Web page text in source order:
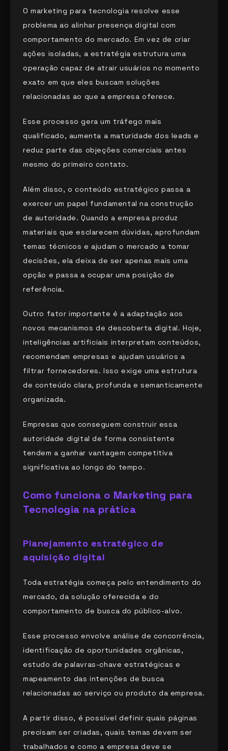
O marketing para tecnologia resolve esse
problema ao alinhar presença digital com
comportamento do mercado. Em vez de criar
ações isoladas, a estratégia estrutura uma
operação capaz de atrair usuários no momento
exato em que eles buscam soluções
relacionadas ao que a empresa oferece.
Esse processo gera um tráfego mais
qualificado, aumenta a maturidade dos leads e
reduz parte das objeções comerciais antes
mesmo do primeiro contato.
Além disso, o conteúdo estratégico passa a
exercer um papel fundamental na construção
de autoridade. Quando a empresa produz
materiais que esclarecem dúvidas, aprofundam
temas técnicos e ajudam o mercado a tomar
decisões, ela deixa de ser apenas mais uma
opção e passa a ocupar uma posição de
referência.
Outro fator importante é a adaptação aos
novos mecanismos de descoberta digital. Hoje,
inteligências artificiais interpretam conteúdos,
recomendam empresas e ajudam usuários a
filtrar fornecedores. Isso exige uma estrutura
de conteúdo clara, profunda e semanticamente
organizada.
Empresas que conseguem construir essa
autoridade digital de forma consistente
tendem a ganhar vantagem competitiva
significativa ao longo do tempo.
Como funciona o Marketing para
Tecnologia na prática
Planejamento estratégico de
aquisição digital
Toda estratégia começa pelo entendimento do
mercado, da solução oferecida e do
comportamento de busca do público-alvo.
Esse processo envolve análise de concorrência,
identificação de oportunidades orgânicas,
estudo de palavras-chave estratégicas e
mapeamento das intenções de busca
relacionadas ao serviço ou produto da empresa.
A partir disso, é possível definir quais páginas
precisam ser criadas, quais temas devem ser
trabalhados e como a empresa deve se